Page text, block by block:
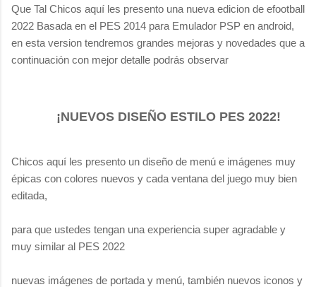
Que Tal Chicos aquí les presento una nueva edicion de efootball
2022 Basada en el PES 2014 para Emulador PSP en android,
en esta version tendremos grandes mejoras y novedades que a
continuación con mejor detalle podrás observar
¡NUEVOS DISEÑO ESTILO PES 2022!
Chicos aquí les presento un diseño de menú e imágenes muy
épicas con colores nuevos y cada ventana del juego muy bien
editada,
para que ustedes tengan una experiencia super agradable y
muy similar al PES 2022
nuevas imágenes de portada y menú, también nuevos iconos y